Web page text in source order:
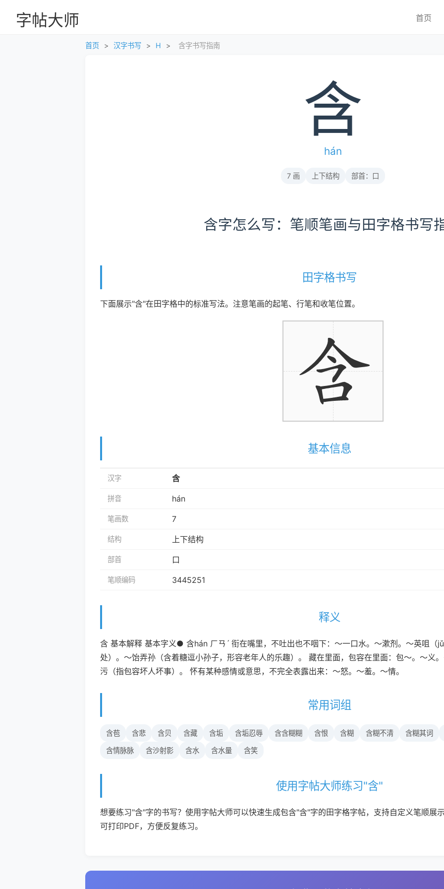
字帖大师 首页
首页 > 汉字书写 > H > 含字书写指南
含
hán
7 画 上下结构 部首：口
含字怎么写：笔顺笔画与田字格书写
田字格书写
下面展示"含"在田字格中的标准写法。注意笔画的起笔、行笔和收笔位置。
基本信息
汉字 含
拼音 hán
笔画数 7
结构 上下结构
部首 口
笔顺编码 3445251
释义
含 基本解释 基本字义● 含hán ㄏㄢˊ 衔在嘴里，不吐出也不咽下：～一口水。～漱剂。～英咀（
处）。～饴弄孙（含着糖逗小孙子，形容老年人的乐趣）。 藏在里面，包容在里面：包～。～义
污（指包容坏人坏事）。 怀有某种感情或意思，不完全表露出来：～怒。～羞。～情。
常用词组
含苞 含悲 含贝 含藏 含垢 含垢忍辱 含含糊糊 含恨 含糊 含糊不清 含糊其词
含情脉脉 含沙射影 含水 含水量 含笑
使用字帖大师练习"含"
想要练习"含"字的书写？使用字帖大师可以快速生成包含"含"字的田字格字帖，支持自定义笔顺展
可打印PDF，方便反复练习。